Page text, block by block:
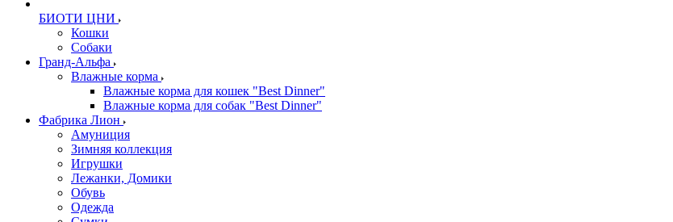
БИОТИ ЦНИ
Кошки
Собаки
Гранд-Альфа
Влажные корма
Влажные корма для кошек "Best Dinner"
Влажные корма для собак "Best Dinner"
Фабрика Лион
Амуниция
Зимняя коллекция
Игрушки
Лежанки, Домики
Обувь
Одежда